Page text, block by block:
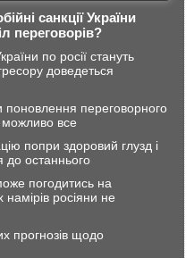
санкції України
переговорів?
по росії стануть
доведеться
поновлення переговорного
можливо все
попри здоровий глузд і
до останнього
погодитись на
росіяни не
прогнозів щодо